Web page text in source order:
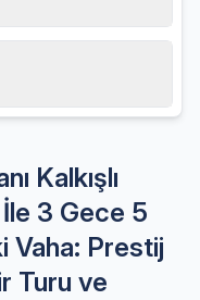
Kalkışlı
3 Gece 5
Vaha: Prestij
Turu ve